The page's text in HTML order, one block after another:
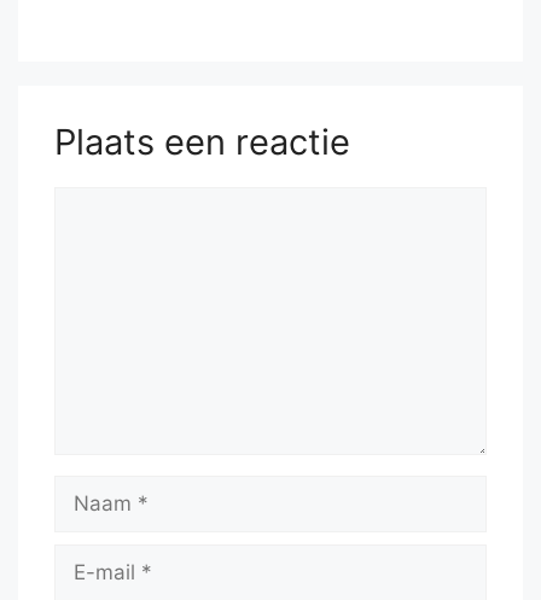
Plaats een reactie
Naam